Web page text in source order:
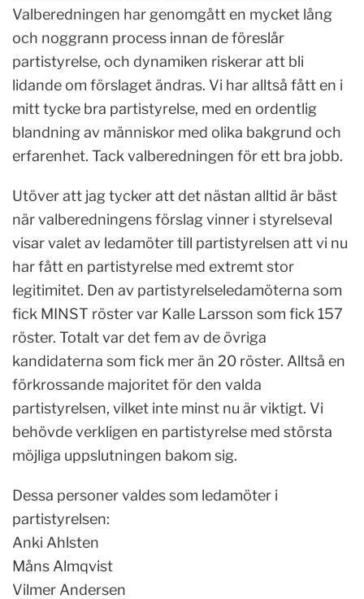
Valberedningen har genomgått en mycket lång
och noggrann process innan de föreslår
partistyrelse, och dynamiken riskerar att bli
lidande om förslaget ändras. Vi har alltså fått en i
mitt tycke bra partistyrelse, med en ordentlig
blandning av människor med olika bakgrund och
erfarenhet. Tack valberedningen för ett bra jobb.
Utöver att jag tycker att det nästan alltid är bäst
när valberedningens förslag vinner i styrelseval
visar valet av ledamöter till partistyrelsen att vi nu
har fått en partistyrelse med extremt stor
legitimitet. Den av partistyrelseledamöterna som
fick MINST röster var Kalle Larsson som fick 157
röster. Totalt var det fem av de övriga
kandidaterna som fick mer än 20 röster. Alltså en
förkrossande majoritet för den valda
partistyrelsen, vilket inte minst nu är viktigt. Vi
behövde verkligen en partistyrelse med största
möjliga uppslutningen bakom sig.
Dessa personer valdes som ledamöter i
partistyrelsen:
Anki Ahlsten
Måns Almqvist
Vilmer Andersen